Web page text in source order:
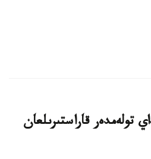
تولەمدەر قاراستىرىلعان